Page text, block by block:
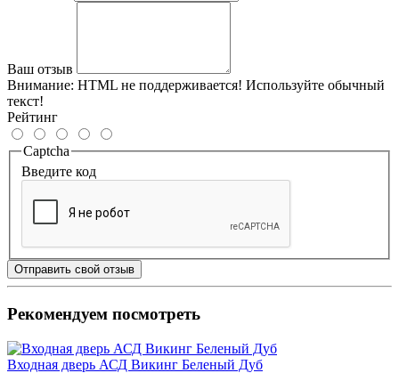
Ваш отзыв
Внимание: HTML не поддерживается! Используйте обычный
текст!
Рейтинг
Captcha
Введите код
Отправить свой отзыв
Рекомендуем посмотреть
Входная дверь АСД Викинг Беленый Дуб